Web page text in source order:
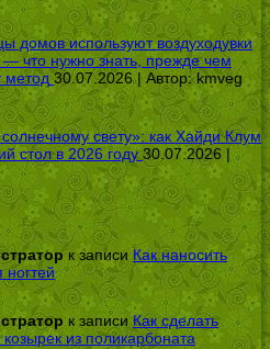
домов используют воздуходувки
— что нужно знать, прежде чем
метод 30.07.2026 | Автор:kmveg
свету»: как Хайди Клум
стол в 2026 году 30.07.2026 |
к записи Как наносить
ногтей
к записи Как сделать
из поликарбоната